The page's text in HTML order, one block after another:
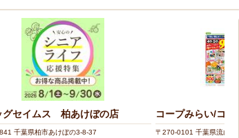
グセイムス 柏あけぼの店
千葉県柏市あけぼの3-8-37
コープみらい/コー
〒270-0101 千葉県流山市